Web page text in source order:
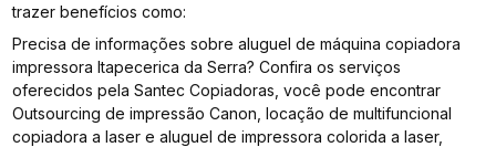
trazer benefícios como:
Precisa de informações sobre aluguel de máquina copiadora
impressora Itapecerica da Serra? Confira os serviços
oferecidos pela Santec Copiadoras, você pode encontrar
Outsourcing de impressão Canon, locação de multifuncional
copiadora a laser e aluguel de impressora colorida a laser,